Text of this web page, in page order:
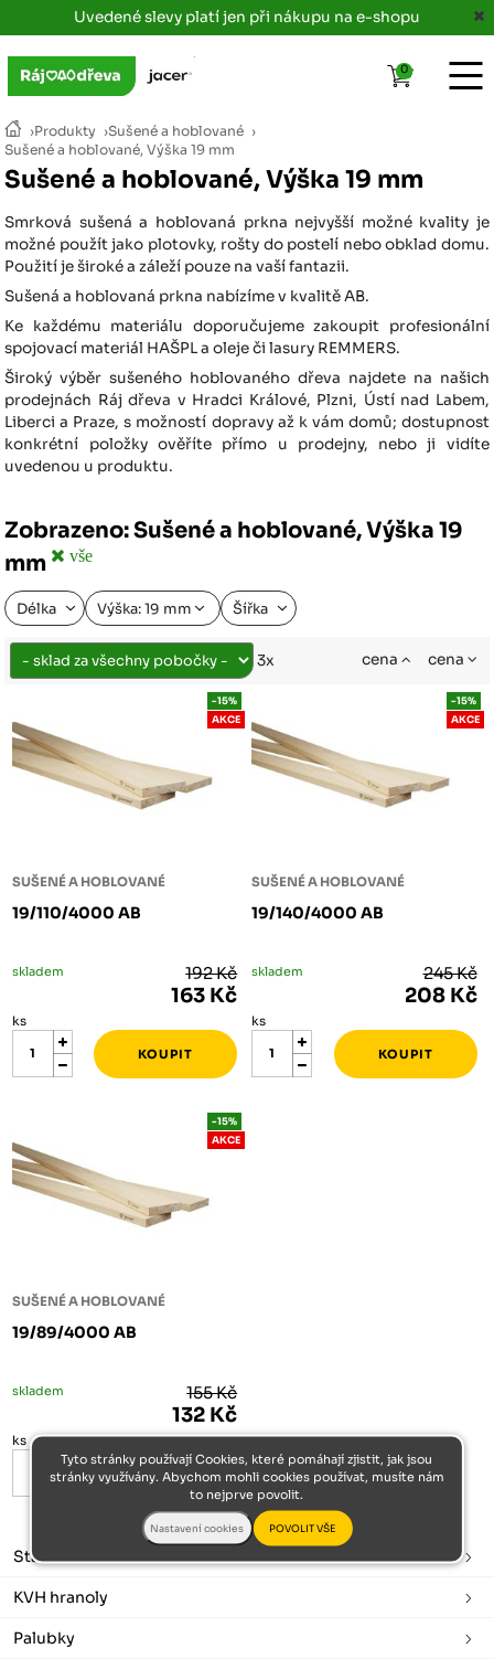
Uvedené slevy platí jen při nákupu na e-shopu
›Produkty ›Sušené a hoblované ›
Sušené a hoblované, Výška 19 mm
Sušené a hoblované, Výška 19 mm
Smrková sušená a hoblovaná prkna nejvyšší možné kvality je
možné použít jako plotovky, rošty do postelí nebo obklad domu.
Použití je široké a záleží pouze na vaší fantazii.
Sušená a hoblovaná prkna nabízíme v kvalitě AB.
Ke každému materiálu doporučujeme zakoupit profesionální
spojovací materiál HAŠPL a oleje či lasury REMMERS.
Široký výběr sušeného hoblovaného dřeva najdete na našich
prodejnách Ráj dřeva v Hradci Králové, Plzni, Ústí nad Labem,
Liberci a Praze, s možností dopravy až k vám domů; dostupnost
konkrétní položky ověříte přímo u prodejny, nebo ji vidíte
uvedenou u produktu.
Zobrazeno: Sušené a hoblované, Výška 19
mm
vše
Délka Výška: 19 mm Šířka
3x cena cena
SUŠENÉ A HOBLOVANÉ
19/110/4000 AB
-15%
AKCE
skladem 192 Kč
163 Kč
ks
SUŠENÉ A HOBLOVANÉ
19/140/4000 AB
-15%
AKCE
skladem 245 Kč
208 Kč
ks
SUŠENÉ A HOBLOVANÉ
19/89/4000 AB
-15%
AKCE
skladem 155 Kč
132 Kč
ks
Stavební řezivo
KVH hranoly
Palubky
0
Tyto stránky používají Cookies, které pomáhají zjistit, jak jsou
stránky využívány. Abychom mohli cookies používat, musíte nám
to nejprve povolit.